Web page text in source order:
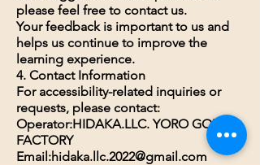
please feel free to contact us.
Your feedback is important to us and
helps us continue to improve the
learning experience.
4. Contact Information
For accessibility-related inquiries or
requests, please contact:
Operator:HIDAKA.LLC. YORO GOURD
FACTORY
Email:hidaka.llc.2022@gmail.com